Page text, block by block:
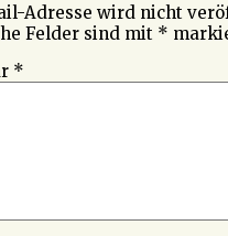
Adresse wird nicht
Felder sind mit *
*